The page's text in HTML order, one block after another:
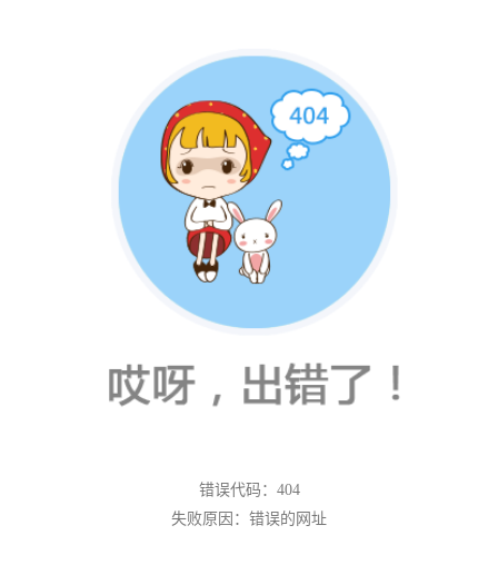
错误代码：404
失败原因：错误的网址